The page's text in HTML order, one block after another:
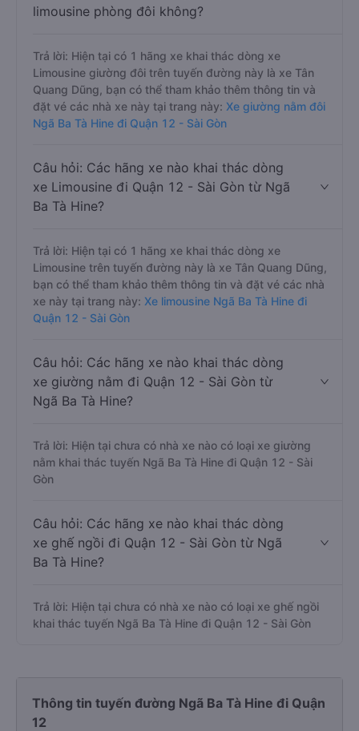
limousine phòng đôi không?
Trả lời: Hiện tại có 1 hãng xe khai thác dòng xe
Limousine giường đôi trên tuyến đường này là xe Tân
Quang Dũng, bạn có thể tham khảo thêm thông tin và
đặt vé các nhà xe này tại trang này: Xe giường nằm đôi
Ngã Ba Tà Hine đi Quận 12 - Sài Gòn
Câu hỏi: Các hãng xe nào khai thác dòng
xe Limousine đi Quận 12 - Sài Gòn từ Ngã
Ba Tà Hine?
Trả lời: Hiện tại có 1 hãng xe khai thác dòng xe
Limousine trên tuyến đường này là xe Tân Quang Dũng,
bạn có thể tham khảo thêm thông tin và đặt vé các nhà
xe này tại trang này: Xe limousine Ngã Ba Tà Hine đi
Quận 12 - Sài Gòn
Câu hỏi: Các hãng xe nào khai thác dòng
xe giường nằm đi Quận 12 - Sài Gòn từ
Ngã Ba Tà Hine?
Trả lời: Hiện tại chưa có nhà xe nào có loại xe giường
nằm khai thác tuyến Ngã Ba Tà Hine đi Quận 12 - Sài
Gòn
Câu hỏi: Các hãng xe nào khai thác dòng
xe ghế ngồi đi Quận 12 - Sài Gòn từ Ngã
Ba Tà Hine?
Trả lời: Hiện tại chưa có nhà xe nào có loại xe ghế ngồi
khai thác tuyến Ngã Ba Tà Hine đi Quận 12 - Sài Gòn
Thông tin tuyến đường Ngã Ba Tà Hine đi Quận
12